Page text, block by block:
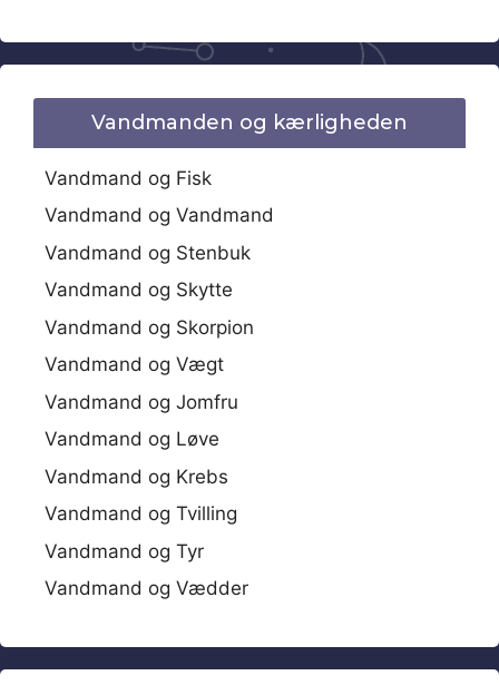
Vandmanden og kærligheden
Vandmand og Fisk
Vandmand og Vandmand
Vandmand og Stenbuk
Vandmand og Skytte
Vandmand og Skorpion
Vandmand og Vægt
Vandmand og Jomfru
Vandmand og Løve
Vandmand og Krebs
Vandmand og Tvilling
Vandmand og Tyr
Vandmand og Vædder